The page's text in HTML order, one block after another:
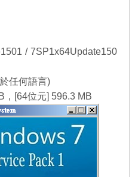
/ 7SP1x64Update150
任何語言)
，[64位元] 596.3 MB